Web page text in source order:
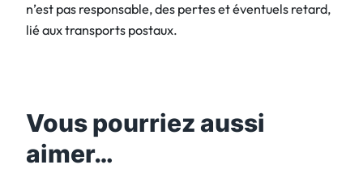
n’est pas responsable, des pertes et éventuels retard,
lié aux transports postaux.
Vous pourriez aussi
aimer…